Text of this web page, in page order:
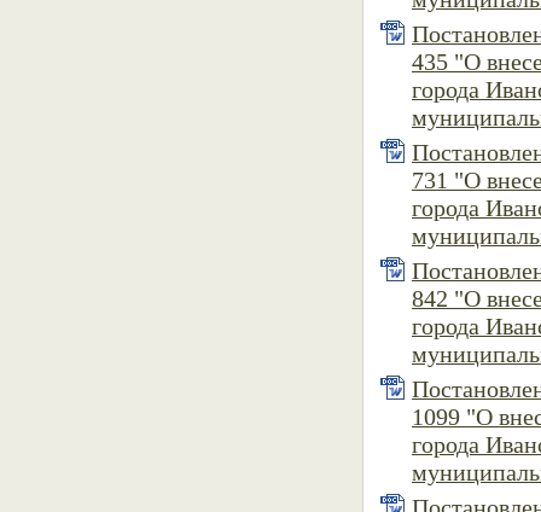
435 "О
города
731 "О
города
842 "О
города
1099 "О
города